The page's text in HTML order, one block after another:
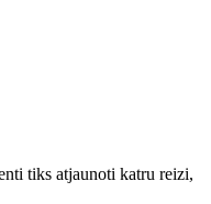
tiks atjaunoti katru reizi,